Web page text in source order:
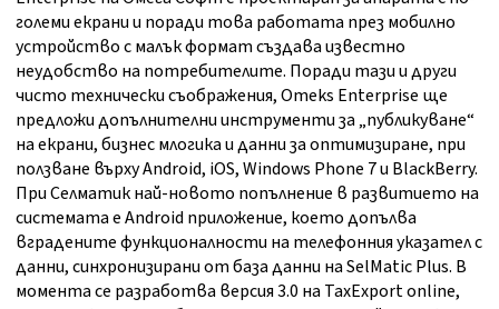
големи екрани и поради това работата през мобилно
устройство с малък формат създава известно
неудобство на потребителите. Поради тази и други
чисто технически съображения, Omeks Enterprise ще
предложи допълнителни инструменти за „публикуване“
на екрани, бизнес млогика и данни за оптимизиране, при
ползване върху Android, iOS, Windows Phone 7 и BlackBerry.
При Селматик най-новото попълнение в развитието на
системата е Android приложение, което допълва
вградените функционалности на телефонния указател с
данни, синхронизирани от база данни на SelMatic Plus. В
момента се разработва версия 3.0 на TaxExport online,